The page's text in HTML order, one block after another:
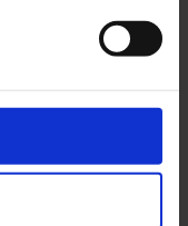
omstændigt at sende
marked. Det har